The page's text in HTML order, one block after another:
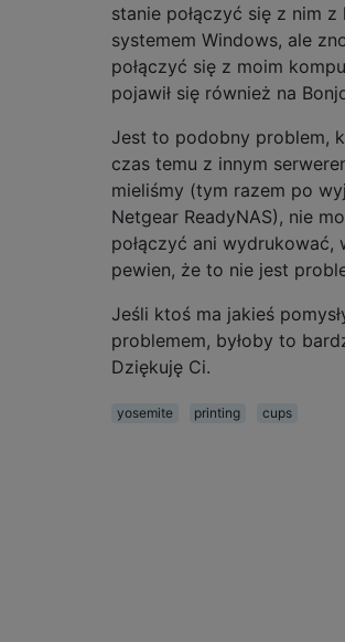
stanie połączyć się z nim
systemem Windows, ale
połączyć się z moim
pojawił się również na
Jest to podobny problem,
czas temu z innym
mieliśmy (tym razem po
Netgear ReadyNAS), nie
połączyć ani wydrukować,
pewien, że to nie jest
Jeśli ktoś ma jakieś
problemem, byłoby to
Dziękuję Ci.
yosemite printing
cups